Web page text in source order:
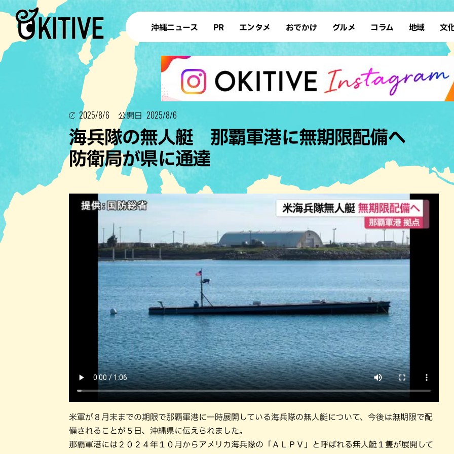
沖縄ニュース PR エンタメ
イベント スポーツ
タレント・芸人 テレビ
おでかけ
アート サウナ
ショッピング ソロ活
ドライブ
体験 公園
沖縄の海
自然
グルメ
アジア・エスニック イタリアン
カフェ カレー
すし・魚料
タコス・タコライス
ブッフェ・バイキング フレンチ
和食・日本料理 居酒屋・バ
沖縄そば 沖縄料理
洋食・西洋料理 焼鳥・串料
コラム 地域
先島諸島
南部離島
文
復
2025/8/6 公開日 2025/8/6
海兵隊の無人艇 那覇軍港に無期限配備へ
防衛局が県に通達
米軍が８月末までの期限で那覇軍港に一時展開している海兵隊の無人艇について、今後は無期限で配
備されることが５日、沖縄県に伝えられました。
那覇軍港には２０２４年１０月からアメリカ海兵隊の「ＡＬＰＶ」と呼ばれる無人艇１隻が展開して